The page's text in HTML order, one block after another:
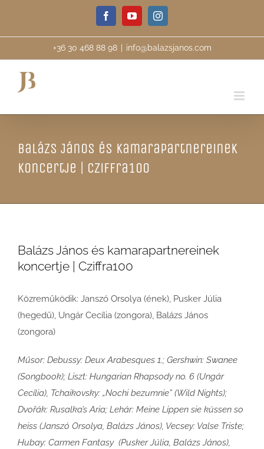
content
FacebookYouTubeInstagram
+36 30 468 88 98 info@balazsjanos.com
Balázs János és kamarapartnereinek
koncertje | Cziffra100
Balázs János és kamarapartnereinek
koncertje | Cziffra100
Közreműködik: Janszó Orsolya (ének), Pusker Júlia
(hegedű), Ungár Cecília (zongora), Balázs János
(zongora)
Műsor: Debussy: Deux Arabesques 1.; Gershwin: Swanee
(Songbook); Liszt: Hungarian Rhapsody no. 6 (Ungár
Cecília), Tchaikovsky: „Nochi bezumnie” (Wild Nights);
Dvořák: Rusalka’s Aria; Lehár: Meine Lippen sie küssen so
heiss (Janszó Orsolya, Balázs János), Vecsey: Valse Triste;
Hubay: Carmen Fantasy (Pusker Júlia, Balázs János),